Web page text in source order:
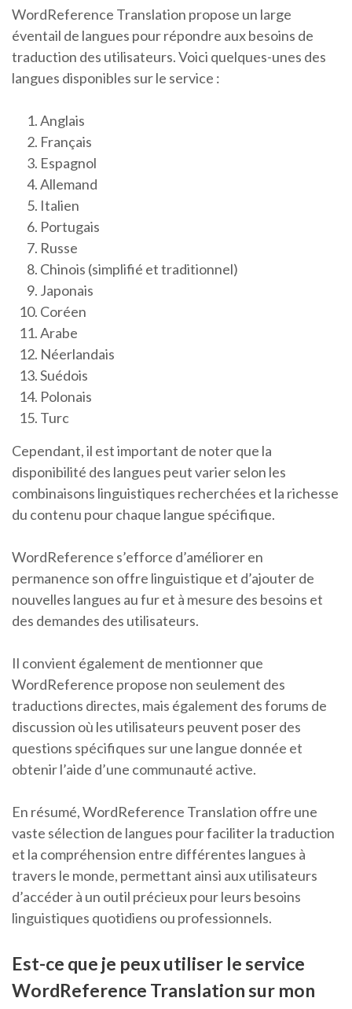
WordReference Translation propose un large
éventail de langues pour répondre aux besoins de
traduction des utilisateurs. Voici quelques-unes des
langues disponibles sur le service :
Anglais
Français
Espagnol
Allemand
Italien
Portugais
Russe
Chinois (simplifié et traditionnel)
Japonais
Coréen
Arabe
Néerlandais
Suédois
Polonais
Turc
Cependant, il est important de noter que la
disponibilité des langues peut varier selon les
combinaisons linguistiques recherchées et la richesse
du contenu pour chaque langue spécifique.
WordReference s’efforce d’améliorer en
permanence son offre linguistique et d’ajouter de
nouvelles langues au fur et à mesure des besoins et
des demandes des utilisateurs.
Il convient également de mentionner que
WordReference propose non seulement des
traductions directes, mais également des forums de
discussion où les utilisateurs peuvent poser des
questions spécifiques sur une langue donnée et
obtenir l’aide d’une communauté active.
En résumé, WordReference Translation offre une
vaste sélection de langues pour faciliter la traduction
et la compréhension entre différentes langues à
travers le monde, permettant ainsi aux utilisateurs
d’accéder à un outil précieux pour leurs besoins
linguistiques quotidiens ou professionnels.
Est-ce que je peux utiliser le service
WordReference Translation sur mon